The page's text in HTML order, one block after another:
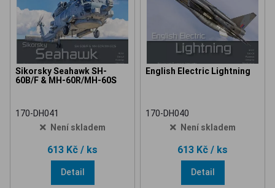
Sikorsky Seahawk SH-
60B/F & MH-60R/MH-60S
170-DH041
Není skladem
613 Kč / ks
Detail
English Electric Lightning
170-DH040
Není skladem
613 Kč / ks
Detail